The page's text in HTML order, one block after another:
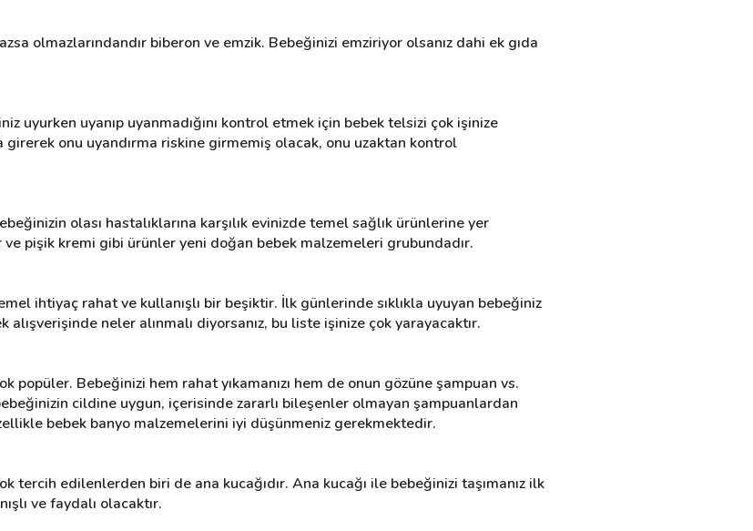
olmazlarındandır biberon ve emzik. Bebeğinizi emziriyor olsanız dahi ek gıda
uyurken uyanıp uyanmadığını kontrol etmek için bebek telsizi çok işinize
girerek onu uyandırma riskine girmemiş olacak, onu uzaktan kontrol
olası hastalıklarına karşılık evinizde temel sağlık ürünlerine yer
ve pişik kremi gibi ürünler yeni doğan bebek malzemeleri grubundadır.
ihtiyaç rahat ve kullanışlı bir beşiktir. İlk günlerinde sıklıkla uyuyan bebeğiniz
neler alınmalı diyorsanız, bu liste işinize çok yarayacaktır.
Bebeğinizi hem rahat yıkamanızı hem de onun gözüne şampuan vs.
bebeğinizin cildine uygun, içerisinde zararlı bileşenler olmayan şampuanlardan
bebek banyo malzemelerini iyi düşünmeniz gerekmektedir.
tercih edilenlerden biri de ana kucağıdır. Ana kucağı ile bebeğinizi taşımanız ilk
ve faydalı olacaktır.